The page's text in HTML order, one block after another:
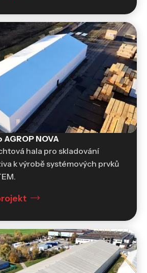
NOVA
hala pro skladování
k výrobě systémových prvků